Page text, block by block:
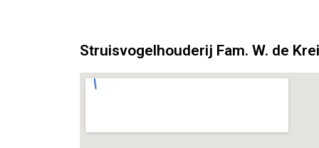
Struisvogelhouderij Fam. W. de